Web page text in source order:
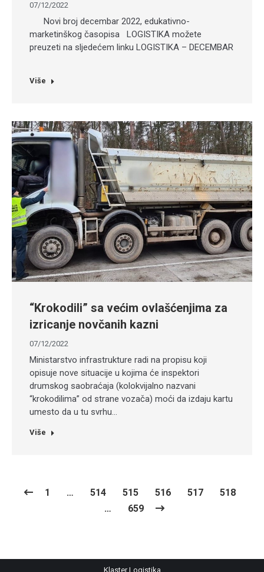
07/12/2022
Novi broj decembar 2022, edukativno-
marketinškog časopisa LOGISTIKA možete
preuzeti na sljedećem linku LOGISTIKA – DECEMBAR
Više
“Krokodili” sa većim ovlašćenjima za
izricanje novčanih kazni
07/12/2022
Ministarstvo infrastrukture radi na propisu koji
opisuje nove situacije u kojima će inspektori
drumskog saobraćaja (kolokvijalno nazvani
“krokodilima” od strane vozača) moći da izdaju kartu
umesto da u tu svrhu…
Više
1 … 514 515 516 517
518
…
659
Klaster Logistika